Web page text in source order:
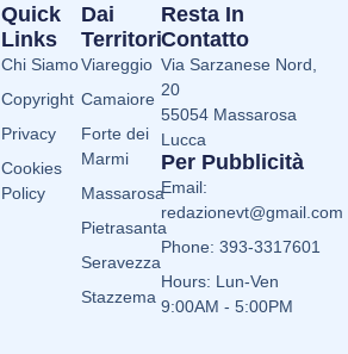
Dai
Territori
Viareggio
Camaiore
Forte dei
Marmi
Massarosa
Pietrasanta
Seravezza
Stazzema
Quick
Links
Chi Siamo
Copyright
Privacy
Cookies
Policy
Resta In
Contatto
Via Sarzanese Nord,
20
55054 Massarosa
Lucca
Per Pubblicità
Email:
redazionevt@gmail.com
Phone: 393-3317601
Hours: Lun-Ven
9:00AM - 5:00PM